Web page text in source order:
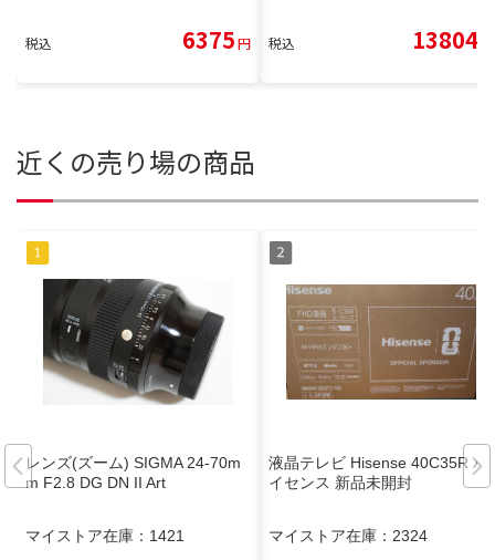
税込 6375円 税込 13804
近くの売り場の商品
レンズ(ズーム) SIGMA 24-70m
m F2.8 DG DN II Art
マイストア在庫： 1421
液晶テレビ Hisense 40C35R ハ
イセンス 新品未開封
マイストア在庫： 2324